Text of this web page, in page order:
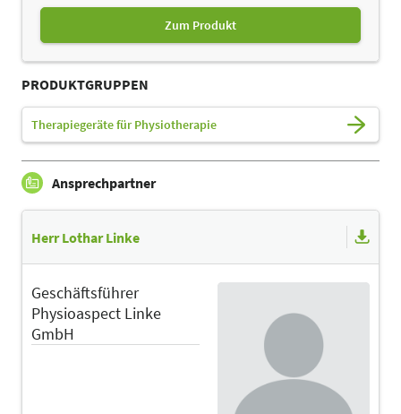
Zum Produkt
PRODUKTGRUPPEN
Therapiegeräte für Physiotherapie
Ansprechpartner
Herr Lothar Linke
Geschäftsführer
Physioaspect Linke
GmbH